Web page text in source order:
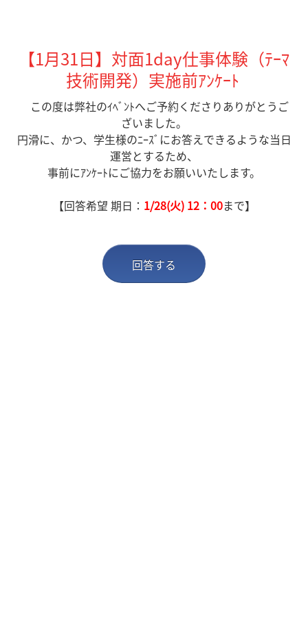
【1月31日】対面1day仕事体験（ﾃｰﾏ
技術開発）実施前ｱﾝｹｰﾄ
この度は弊社のｲﾍﾞﾝﾄへご予約くださりありがとうご
ざいました。
円滑に、かつ、学生様のﾆｰｽﾞにお答えできるような当日
運営とするため、
事前にｱﾝｹｰﾄにご協力をお願いいたします。
【回答希望 期日： 1/28(火) 12：00まで】
回答する